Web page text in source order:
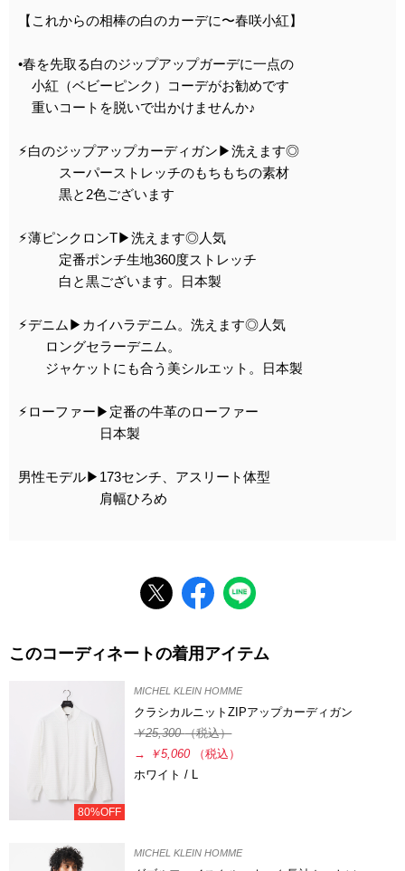
【これからの相棒の白のカーデに〜春咲小紅】
•春を先取る白のジップアップガーデに一点の
小紅（ベビーピンク）コーデがお勧めです
重いコートを脱いで出かけませんか♪
⚡︎白のジップアップカーディガン▶︎洗えます◎
スーパーストレッチのもちもちの素材
黒と2色ございます
⚡︎薄ピンクロンT▶︎洗えます◎人気
定番ポンチ生地360度ストレッチ
白と黒ございます。日本製
⚡︎デニム▶︎カイハラデニム。洗えます◎人気
ロングセラーデニム。
ジャケットにも合う美シルエット。日本製
⚡︎ローファー▶︎定番の牛革のローファー
日本製
男性モデル▶︎173センチ、アスリート体型
肩幅ひろめ
このコーディネートの着用アイテム
80%OFF
MICHEL KLEIN HOMME
クラシカルニットZIPアップカーディガン
￥25,300（税込）
→
￥5,060
（税込）
ホワイト / L
MICHEL KLEIN HOMME